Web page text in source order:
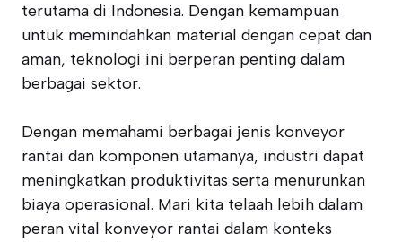
terutama di Indonesia. Dengan kemampuan
untuk memindahkan material dengan cepat dan
aman, teknologi ini berperan penting dalam
berbagai sektor.
Dengan memahami berbagai jenis konveyor
rantai dan komponen utamanya, industri dapat
meningkatkan produktivitas serta menurunkan
biaya operasional. Mari kita telaah lebih dalam
peran vital konveyor rantai dalam konteks